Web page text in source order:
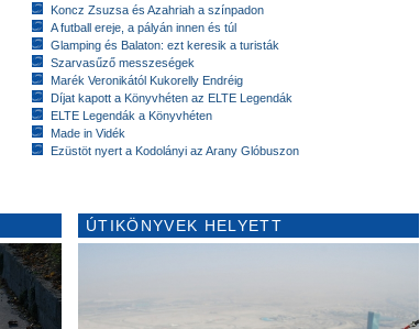
Koncz Zsuzsa és Azahriah a színpadon
A futball ereje, a pályán innen és túl
Glamping és Balaton: ezt keresik a turisták
Szarvasűző messzeségek
Marék Veronikától Kukorelly Endréig
Díjat kapott a Könyvhéten az ELTE Legendák
ELTE Legendák a Könyvhéten
Made in Vidék
Ezüstöt nyert a Kodolányi az Arany Glóbuszon
ÚTIKÖNYVEK HELYETT